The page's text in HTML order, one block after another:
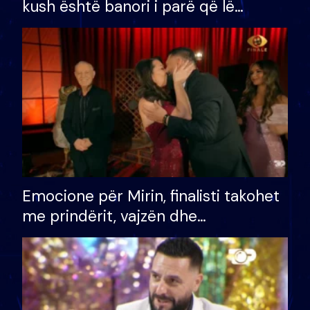
kush është banori i parë që lë
shtëpinë dhe humb mundësinë për
të fituar çmimin e madh
Emocione për Mirin, finalisti takohet
me prindërit, vajzën dhe
bashkëshorten: S’kemi ndonjë letër
divorci apo jo?